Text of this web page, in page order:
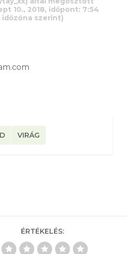
10., 2018, időpont: 7:54
időzóna szerint)
VIRÁG
ÉRTÉKELÉS: